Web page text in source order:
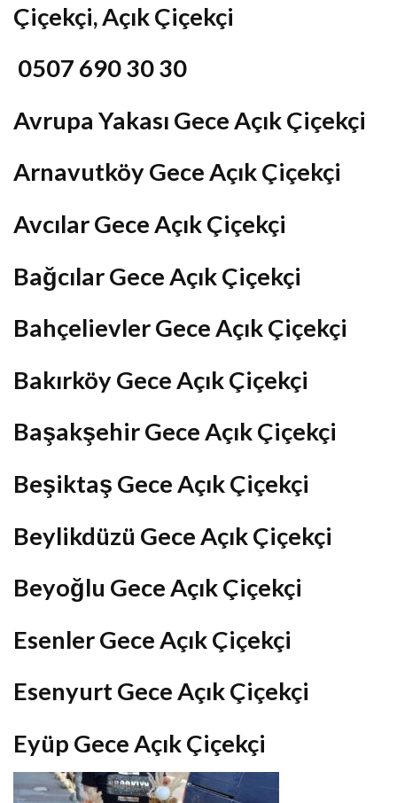
Çiçekçi, Açık Çiçekçi
0507 690 30 30
Avrupa Yakası Gece Açık Çiçekçi
Arnavutköy Gece Açık Çiçekçi
Avcılar Gece Açık Çiçekçi
Bağcılar Gece Açık Çiçekçi
Bahçelievler Gece Açık Çiçekçi
Bakırköy Gece Açık Çiçekçi
Başakşehir Gece Açık Çiçekçi
Beşiktaş Gece Açık Çiçekçi
Beylikdüzü Gece Açık Çiçekçi
Beyoğlu Gece Açık Çiçekçi
Esenler Gece Açık Çiçekçi
Esenyurt Gece Açık Çiçekçi
Eyüp Gece Açık Çiçekçi